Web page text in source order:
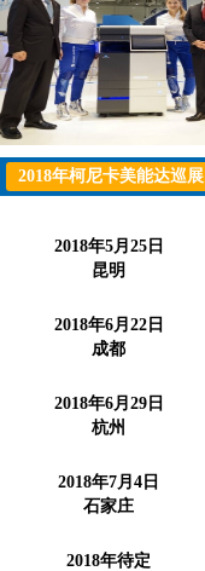
2018年柯尼卡美能达巡展
2018年5月25日
昆明
2018年6月22日
成都
2018年6月29日
杭州
2018年7月4日
石家庄
2018年待定